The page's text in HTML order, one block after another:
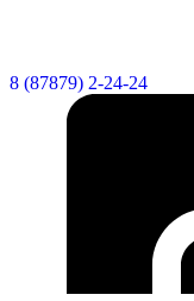
8 (87879) 2-24-24